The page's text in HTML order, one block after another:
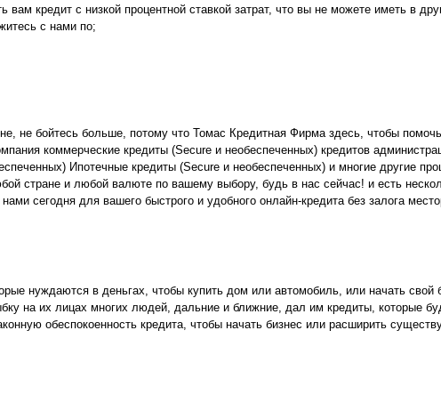
кредит с низкой процентной ставкой затрат, что вы не можете иметь в
с нами по;
бойтесь больше, потому что Томас Кредитная Фирма здесь, чтобы
коммерческие кредиты (Secure и необеспеченных) кредитов
Ипотечные кредиты (Secure и необеспеченных) и многие другие
стране и любой валюте по вашему выбору, будь в нас сейчас! и есть
сегодня для вашего быстрого и удобного онлайн-кредита без залога
нуждаются в деньгах, чтобы купить дом или автомобиль, или начать свой
на их лицах многих людей, дальние и ближние, дал им кредиты, которые
обеспокоенность кредита, чтобы начать бизнес или расширить